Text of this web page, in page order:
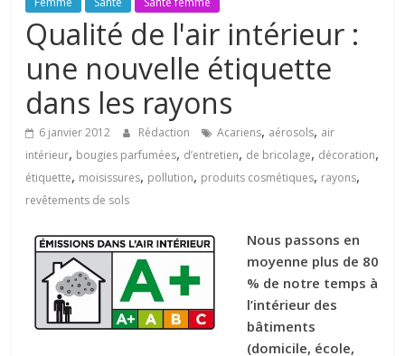
santé
de
toute
famille
Qualité de l'air intérieur :
une nouvelle étiquette
dans les rayons
6 janvier 2012 Rédaction Acariens, aérosols, air
intérieur, bougies parfumées, d’entretien, de bricolage, décoration,
étiquette, moisissures, pollution, produits cosmétiques, rayons,
revêtements de sols
Nous passons en
moyenne plus de 80
% de notre temps à
l’intérieur des
bâtiments
(domicile, école,